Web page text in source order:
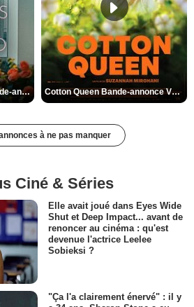
Des Fleurs pour Tokyo Bande-annonce VO STFR Cotton Queen Bande-annonce VO STFR
à ne pas manquer
Ciné & Séries
Elle avait joué dans Eyes Wide
Shut et Deep Impact... avant de
renoncer au cinéma : qu'est
devenue l'actrice Leelee
Sobieksi ?
"Ça l'a clairement énervé" : il y